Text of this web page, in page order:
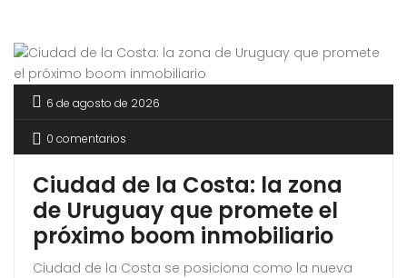
6 de agosto de 2026
0 comentarios
Ciudad de la Costa: la zona
de Uruguay que promete el
próximo boom inmobiliario
Ciudad de la Costa se posiciona como la nueva